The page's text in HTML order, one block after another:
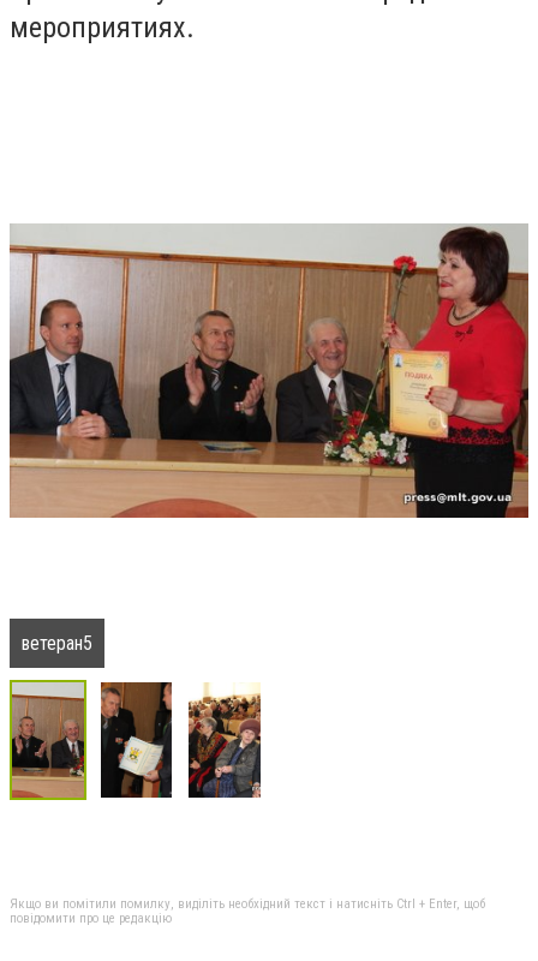
мероприятиях.
ветеран5
Якщо ви помітили помилку, виділіть необхідний текст і натисніть Ctrl + Enter, щоб
повідомити про це редакцію